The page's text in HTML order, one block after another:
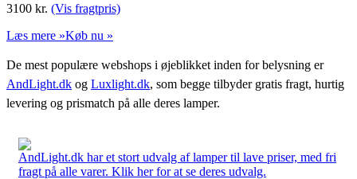
3100 kr. (Vis fragtpris)
Læs mere »Køb nu »
De mest populære webshops i øjeblikket inden for belysning er
AndLight.dk og Luxlight.dk, som begge tilbyder gratis fragt, hurtig
levering og prismatch på alle deres lamper.
AndLight.dk har et stort udvalg af lamper til lave priser, med fri
fragt på alle varer. Klik her for at se deres udvalg.